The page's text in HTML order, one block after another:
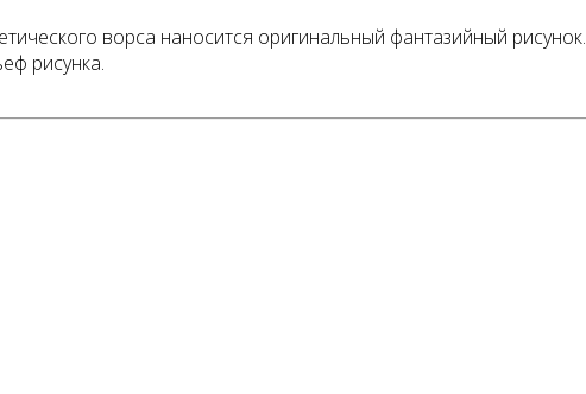
ворса наносится оригинальный фантазийный рисунок.
рисунка.